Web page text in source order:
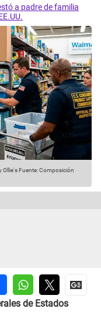
a padre de familia
Ollie'sFuente: Composición
de Estados